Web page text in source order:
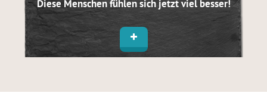
Diese Menschen fühlen sich jetzt viel besser!